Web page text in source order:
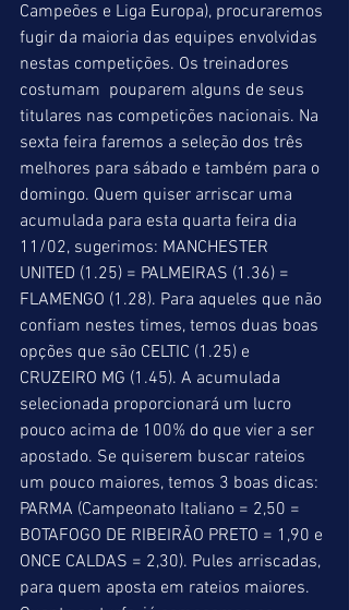
Campeões e Liga Europa), procuraremos
fugir da maioria das equipes envolvidas
nestas competições. Os treinadores
costumam  pouparem alguns de seus
titulares nas competições nacionais. Na
sexta feira faremos a seleção dos três
melhores para sábado e também para o
domingo. Quem quiser arriscar uma
acumulada para esta quarta feira dia
11/02, sugerimos: MANCHESTER
UNITED (1.25) = PALMEIRAS (1.36) =
FLAMENGO (1.28). Para aqueles que não
confiam nestes times, temos duas boas
opções que são CELTIC (1.25) e
CRUZEIRO MG (1.45). A acumulada
selecionada proporcionará um lucro
pouco acima de 100% do que vier a ser
apostado. Se quiserem buscar rateios
um pouco maiores, temos 3 boas dicas:
PARMA (Campeonato Italiano = 2,50 =
BOTAFOGO DE RIBEIRÃO PRETO = 1,90 e
ONCE CALDAS = 2,30). Pules arriscadas,
para quem aposta em rateios maiores.